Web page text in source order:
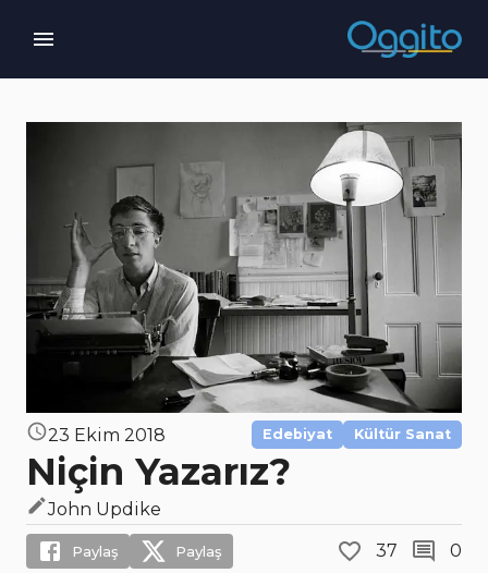
23 Ekim 2018 Edebiyat Kültür Sanat
Niçin Yazarız?
John Updike
Paylaş Paylaş 37 0